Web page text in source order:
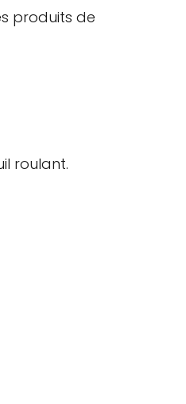
produits de
roulant.